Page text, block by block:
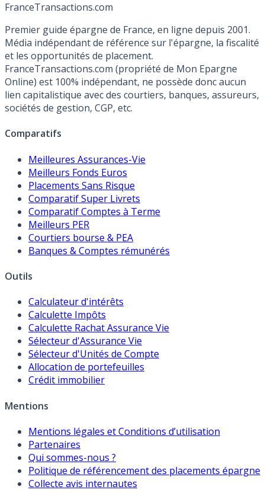
FranceTransactions.com
Premier guide épargne de France, en ligne depuis 2001.
Média indépendant de référence sur l'épargne, la fiscalité
et les opportunités de placement.
FranceTransactions.com (propriété de Mon Epargne
Online) est 100% indépendant, ne possède donc aucun
lien capitalistique avec des courtiers, banques, assureurs,
sociétés de gestion, CGP, etc.
Comparatifs
Meilleures Assurances-Vie
Meilleurs Fonds Euros
Placements Sans Risque
Comparatif Super Livrets
Comparatif Comptes à Terme
Meilleurs PER
Courtiers bourse & PEA
Banques & Comptes rémunérés
Outils
Calculateur d'intérêts
Calculette Impôts
Calculette Rachat Assurance Vie
Sélecteur d'Assurance Vie
Sélecteur d'Unités de Compte
Allocation de portefeuilles
Crédit immobilier
Mentions
Mentions légales et Conditions d’utilisation
Partenaires
Qui sommes-nous ?
Politique de référencement des placements épargne
Collecte avis internautes